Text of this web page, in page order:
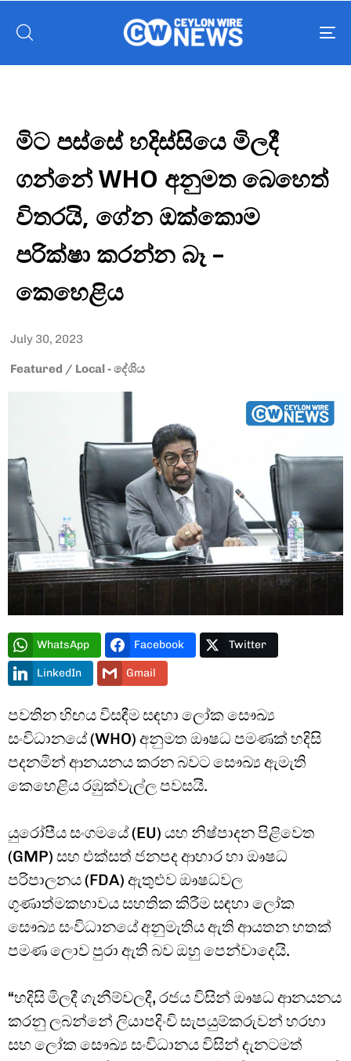
Type and hit enter
මිට පස්සේ හදිස්සියෙ මිලදී
ගන්නේ WHO අනුමත බෙහෙත්
විතරයි, ගේන ඔක්කොම
පරික්ෂා කරන්න බෑ –
කෙහෙළිය
July 30, 2023
Featured / Local - දේශිය
WhatsApp Facebook Twitter
LinkedIn Gmail
පවතින හිඟය විසඳීම සඳහා ලෝක සෞඛ්‍ය
සංවිධානයේ (WHO) අනුමත ඖෂධ පමණක් හදිසි
පදනමින් ආනයනය කරන බවට සෞඛ්‍ය ඇමැති
කෙහෙළිය රඹුක්වැල්ල පවසයි.
යුරෝපීය සංගමයේ (EU) යහ නිෂ්පාදන පිළිවෙත
(GMP) සහ එක්සත් ජනපද ආහාර හා ඖෂධ
පරිපාලනය (FDA) ඇතුළුව ඖෂධවල
ගුණාත්මකභාවය සහතික කිරීම සඳහා ලෝක
සෞඛ්‍ය සංවිධානයේ අනුමැතිය ඇති ආයතන හතක්
පමණ ලොව පුරා ඇති බව ඔහු පෙන්වාදෙයි.
“හදිසි මිලදී ගැනීම්වලදී, රජය විසින් ඖෂධ ආනයනය
කරනු ලබන්නේ ලියාපදිංචි සැපයුම්කරුවන් හරහා
සහ ලෝක සෞඛ්‍ය සංවිධානය විසින් දැනටමත්